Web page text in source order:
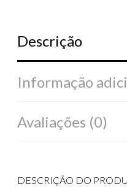
Descrição
Informação
Avaliações (0)
DESCRIÇÃO DO